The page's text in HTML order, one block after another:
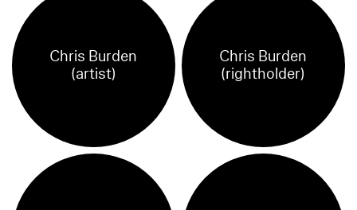
Chris Burden
(artist)
Chris Burden
(rightholder)